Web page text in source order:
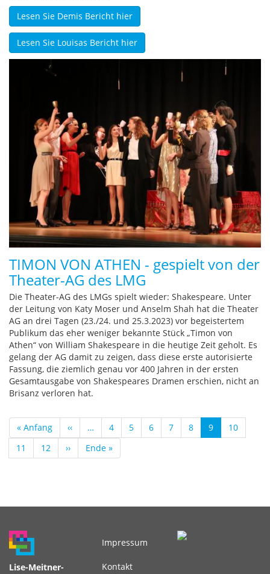
Lesen Sie Demis Bericht hier
Lesen Sie Louisas Bericht hier
TIMON VON ATHEN - gespielt von der
Theater-AG des LMG
Die Theater-AG des LMGs spielt wieder: Shakespeare. Unter
der Leitung von Katy Moser und Anselm Shah hat die Theater
AG an drei Tagen (23./24. und 25.3.2023) vor begeistertem
Publikum das eher weniger bekannte Stück „Timon von
Athen“ von William Shakespeare in die heutige Zeit geholt. Es
gelang der AG damit zu zeigen, dass diese erste autorisierte
Fassung, die ziemlich genau vor 400 Jahren in der ersten
Gesamtausgabe von Shakespeares Dramen erschien, nicht an
Brisanz verloren hat.
Seitennummerierung
Erste
Seite
« Anfang
Vorherige
Seite
‹‹ … Seite
4 Seite
5 Seite
6 Seite
7 Seite
8
Aktuelle
Seite
9 Seite
10
Seite
11 Seite
12
Nächste
Seite
››
Letzte
Seite
Ende »
Lise-Meitner-
Fußbereichsmenü
Impressum
Kontakt